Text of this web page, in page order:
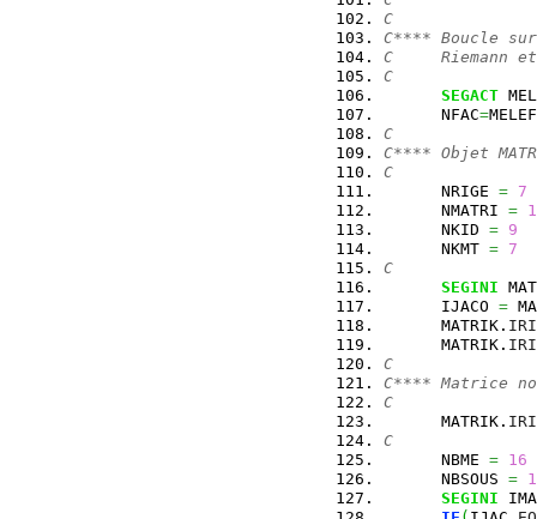
C
C**** Boucle
C     Riemann
C
SEGACT
      NFAC
=
C
C**** Objet
C
      NRIGE
= 7
      NMATRI
= 1
      NKID
= 9
      NKMT
= 7
C
SEGINI
      IJACO
=
      MATRIK.
      MATRIK.
C
C**** Matrice
C
      MATRIK.
C
      NBME
= 16
      NBSOUS
= 1
SEGINI